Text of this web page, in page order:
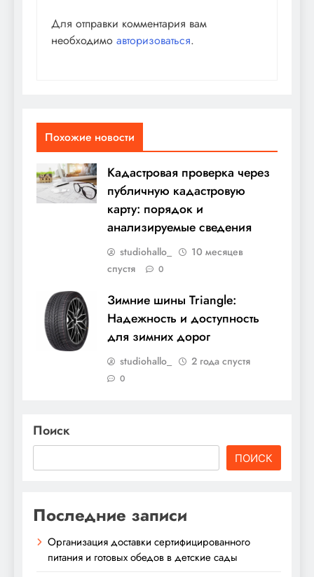
Для отправки комментария вам
необходимо авторизоваться.
Похожие новости
Кадастровая проверка через
публичную кадастровую
карту: порядок и
анализируемые сведения
studiohallo_
10 месяцев
спустя
0
Зимние шины Triangle:
Надежность и доступность
для зимних дорог
studiohallo_ 2 года спустя
0
Поиск
ПОИСК
Последние записи
Организация доставки сертифицированного
питания и готовых обедов в детские сады